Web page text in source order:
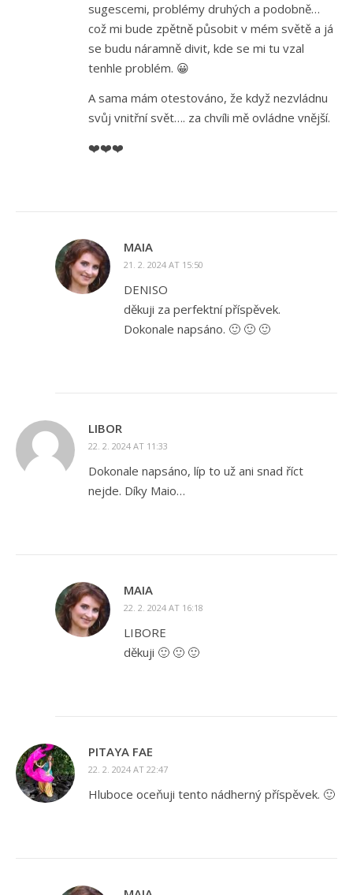
sugescemi, problémy druhých a podobně…
což mi bude zpětně působit v mém světě a já
se budu náramně divit, kde se mi tu vzal
tenhle problém. 😀
A sama mám otestováno, že když nezvládnu
svůj vnitřní svět…. za chvíli mě ovládne vnější.
❤️❤️❤️
MAIA
21. 2. 2024 AT 15:50
DENISO
děkuji za perfektní příspěvek.
Dokonale napsáno. 🙂 🙂 🙂
LIBOR
22. 2. 2024 AT 11:33
Dokonale napsáno, líp to už ani snad říct
nejde. Díky Maio…
MAIA
22. 2. 2024 AT 16:18
LIBORE
děkuji 🙂 🙂 🙂
PITAYA FAE
22. 2. 2024 AT 22:47
Hluboce oceňuji tento nádherný příspěvek. 🙂